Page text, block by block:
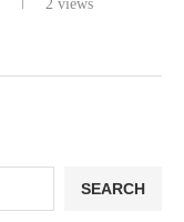
2 views
SEARCH